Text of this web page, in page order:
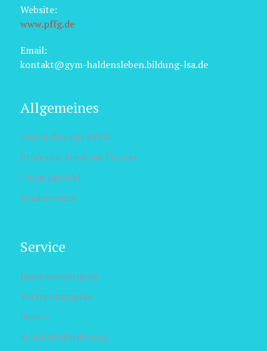
Website:
www.pffg.de
Email:
kontakt@gym-haldensleben.bildung-lsa.de
Allgemeines
Geschichte des PFFG
Professor Friedrich Förster
Unser Leitbild
Förderverein
Service
Essensversorgung
Vertretungsplan
Ferien
Schülerbeförderung